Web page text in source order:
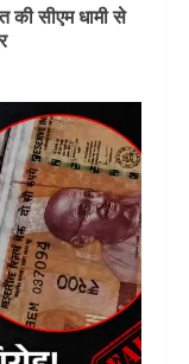
सीएम धामी से